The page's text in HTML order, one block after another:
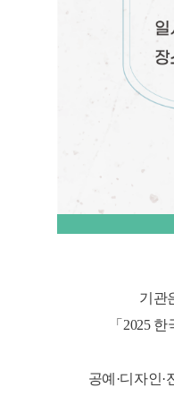
기관
「 2025
공예·디자인